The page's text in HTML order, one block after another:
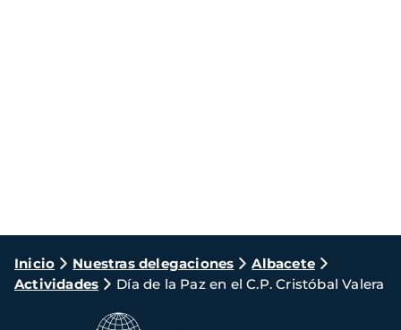
Ruta
de
navegación
Inicio Nuestras delegaciones
Albacete
Actividades
Día de la Paz en el C.P. Cristóbal Valera